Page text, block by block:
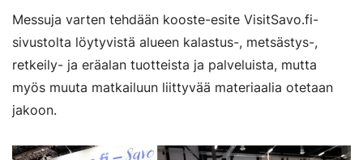
Messuja varten tehdään kooste-esite VisitSavo.fi-
sivustolta löytyvistä alueen kalastus-, metsästys-,
retkeily- ja eräalan tuotteista ja palveluista, mutta
myös muuta matkailuun liittyvää materiaalia otetaan
jakoon.